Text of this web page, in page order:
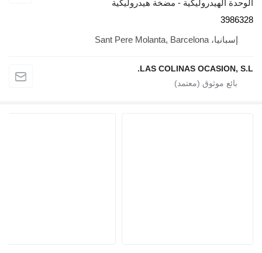
الوحدة الهيدروليكية - مضخة هيدروليكية
3986328
إسبانيا، Sant Pere Molanta, Barcelona
LAS COLINAS OCASION, S.L.